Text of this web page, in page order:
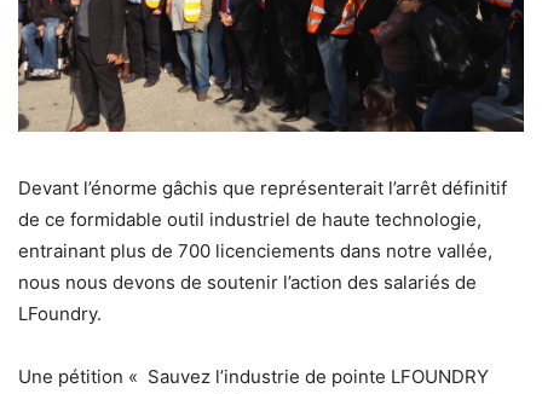
Devant l’énorme gâchis que représenterait l’arrêt définitif
de ce formidable outil industriel de haute technologie,
entrainant plus de 700 licenciements dans notre vallée,
nous nous devons de soutenir l’action des salariés de
LFoundry.
Une pétition « Sauvez l’industrie de pointe LFOUNDRY